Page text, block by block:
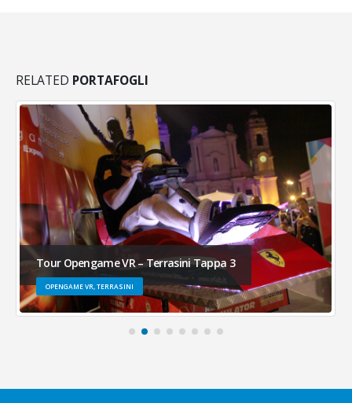
RELATED PORTAFOGLI
Tour Opengame VR – Terrasini Tappa 3
OPENGAME VR, TERRASINI